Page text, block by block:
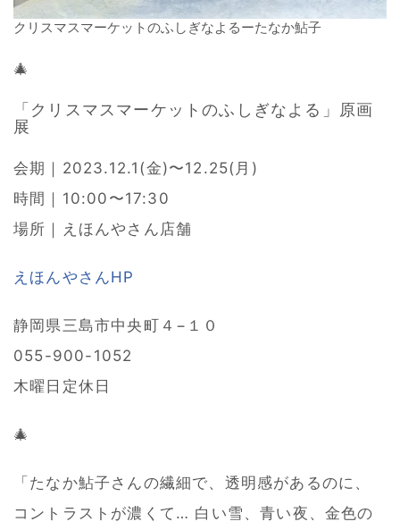
クリスマスマーケットのふしぎなよるーたなか鮎子
🎄
「クリスマスマーケットのふしぎなよる」
原画
展
会期｜2023.12.1(金)〜12.25(月)
時間｜10:00〜17:30
場所｜えほんやさん店舗
えほんやさんHP
静岡県三島市中央町４−１０
055-900-1052
木曜日定休日
🎄
「たなか鮎子さんの繊細で、透明感があるのに、
コントラストが濃くて… 白い雪、青い夜、金色の